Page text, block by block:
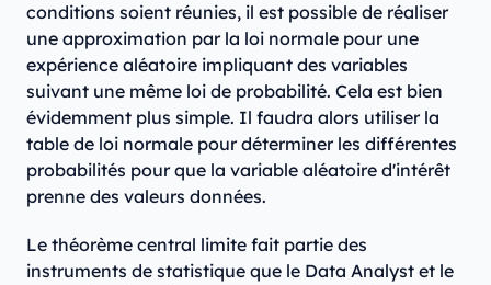
conditions soient réunies, il est possible de réaliser
une approximation par la loi normale pour une
expérience aléatoire impliquant des variables
suivant une même loi de probabilité. Cela est bien
évidemment plus simple. Il faudra alors utiliser la
table de loi normale pour déterminer les différentes
probabilités pour que la variable aléatoire d'intérêt
prenne des valeurs données.
Le théorème central limite fait partie des
instruments de statistique que le Data Analyst et le